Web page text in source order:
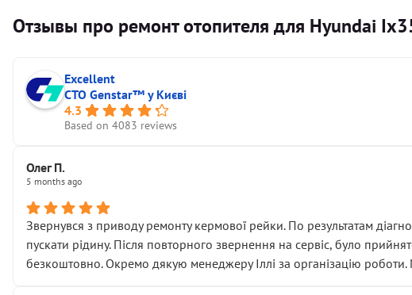
Отзывы про ремонт отопителя для Hyundai
Excellent
СТО Genstar™ у Києві
4.3
Based on 4083 reviews
Олег П.
5 months ago
Звернувся з приводу ремонту кермової рейки. По результатам
пускати рідину. Після повторного звернення на сервіс, було
безкоштовно. Окремо дякую менеджеру Іллі за організацію